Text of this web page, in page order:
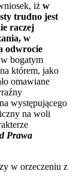
iż w
trudno jest
raczej
w
odwrocie
w bogatym
którem, jako
omawiane
występującego
na woli
Prawa
w orzeczeniu z